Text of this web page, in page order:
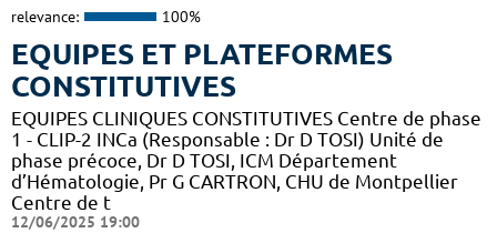
relevance: 100%
EQUIPES ET PLATEFORMES
CONSTITUTIVES
EQUIPES CLINIQUES CONSTITUTIVES Centre de phase
1 - CLIP-2 INCa (Responsable : Dr D TOSI) Unité de
phase précoce, Dr D TOSI, ICM Département
d’Hématologie, Pr G CARTRON, CHU de Montpellier
Centre de t
12/06/2025 19:00